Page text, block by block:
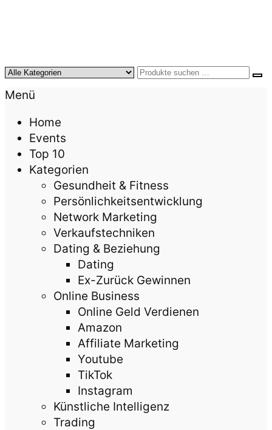
KursTipps.de
Weil Weiterbildung die beste Investition für mehr
Lebensqualität ist.
Menü
Home
Events
Top 10
Kategorien
Gesundheit & Fitness
Persönlichkeitsentwicklung
Network Marketing
Verkaufstechniken
Dating & Beziehung
Dating
Ex-Zurück Gewinnen
Online Business
Online Geld Verdienen
Amazon
Affiliate Marketing
Youtube
TikTok
Instagram
Künstliche Intelligenz
Trading